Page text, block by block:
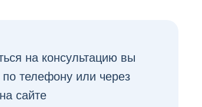
на консультацию вы
телефону или через
сайте